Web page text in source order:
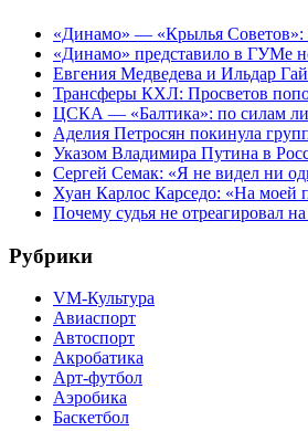
«Динамо» — «Крылья
«Динамо» представило в ГУМе
Евгения Медведева и Ильдар
Трансферы КХЛ: Просветов
ЦСКА — «Балтика»: по силам ли
Аделия Петросян покинула
Указом Владимира Путина в
Сергей Семак: «Я не видел ни
Хуан Карлос Карседо: «На моей
Почему судья не отреагировал
Рубрики
VM-Культура
Авиаспорт
Автоспорт
Акробатика
Арт-футбол
Аэробика
Баскетбол